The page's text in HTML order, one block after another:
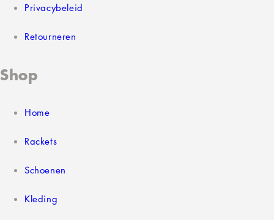
Privacybeleid
Retourneren
Shop
Home
Rackets
Schoenen
Kleding